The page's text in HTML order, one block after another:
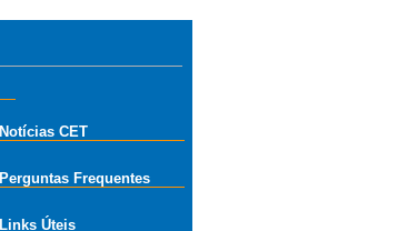
Notícias CET
Perguntas Frequentes
Links Úteis